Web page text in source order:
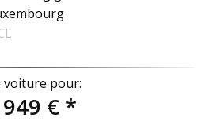
voiture pour:
€ *